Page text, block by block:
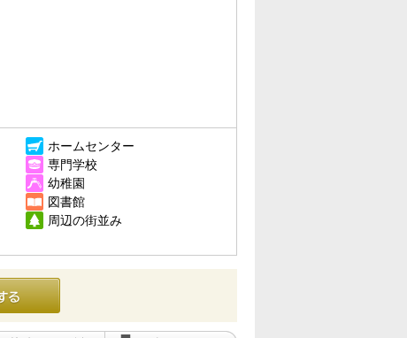
ホームセンター
専門学校
幼稚園
図書館
周辺の街並み